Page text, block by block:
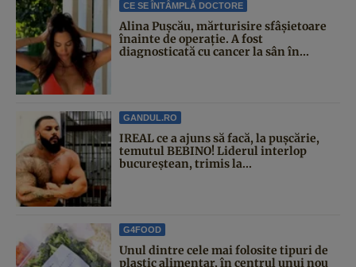
CE SE ÎNTÂMPLĂ DOCTORE
Alina Pușcău, mărturisire sfâșietoare
înainte de operație. A fost
diagnosticată cu cancer la sân în...
GANDUL.RO
IREAL ce a ajuns să facă, la pușcărie,
temutul BEBINO! Liderul interlop
bucureștean, trimis la...
G4FOOD
Unul dintre cele mai folosite tipuri de
plastic alimentar, în centrul unui nou